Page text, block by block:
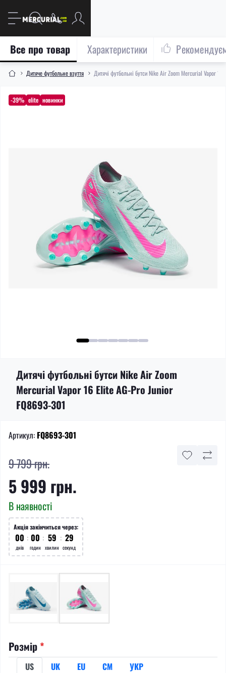
Дитяче футбольне взуття Дитячі футбольні бутси Nike Air Zoom Mercurial Vapor
Все про товар Характеристики
-39% elite новинки
Дитячі футбольні бутси Nike Air Zoom
Mercurial Vapor 16 Elite AG-Pro Junior
FQ8693-301
Артикул: FQ8693-301
9 799 грн.
5 999 грн.
В наявності
Акція закінчиться через:
00
днів
: 00
годин
: 59
хвилин
: 29
секунд
Розмір *
US UK EU СМ УКР